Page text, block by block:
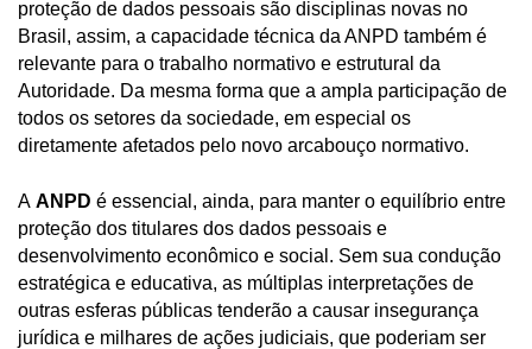
proteção de dados pessoais são disciplinas novas no
Brasil, assim, a capacidade técnica da ANPD também é
relevante para o trabalho normativo e estrutural da
Autoridade. Da mesma forma que a ampla participação de
todos os setores da sociedade, em especial os
diretamente afetados pelo novo arcabouço normativo.
A ANPD é essencial, ainda, para manter o equilíbrio entre
proteção dos titulares dos dados pessoais e
desenvolvimento econômico e social. Sem sua condução
estratégica e educativa, as múltiplas interpretações de
outras esferas públicas tenderão a causar insegurança
jurídica e milhares de ações judiciais, que poderiam ser